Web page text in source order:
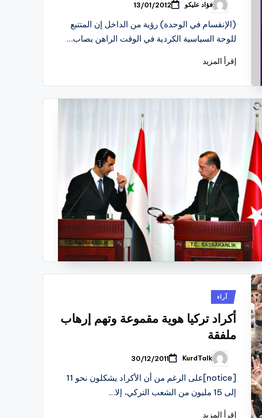
تمّ
النشر
بواسطة
فؤاد عليكو 13/01/2012
(الإنقسام في الوحدة) رؤية من الداخل إن المتتبع
للوحة السياسية الكردية في الوقت الراهن يصاب…
إقرأ المزيد
نُشر
في
آراء
أكراد تركيا هوية مقموعة وتهم إرهاب
ملفقة
تمّ
النشر
بواسطة
KurdTalk
30/12/2011
[notice]على الرغم من أن الأكراد يشكلون نحو 11
إلى 15 مليون من الشعب التركي، إلا…
إقرأ المزيد